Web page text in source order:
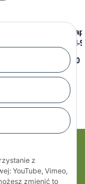
z
YouTube, Vimeo,
zmienić to
3-pin
1,90